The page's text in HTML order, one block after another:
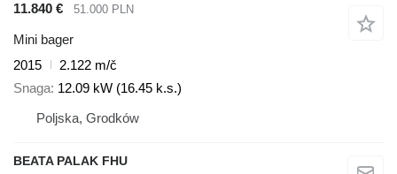
11.840 €
51.000 PLN
Mini bager
2015
2.122 m/č
Snaga 12.09 kW (16.45 k.s.)
Poljska, Grodków
BEATA PALAK FHU